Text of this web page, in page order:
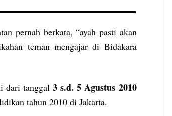
pernah berkata, “ayah pasti akan
teman mengajar di Bidakara
dari tanggal3 s.d. 5 Agustus 2010
tahun 2010 di Jakarta.